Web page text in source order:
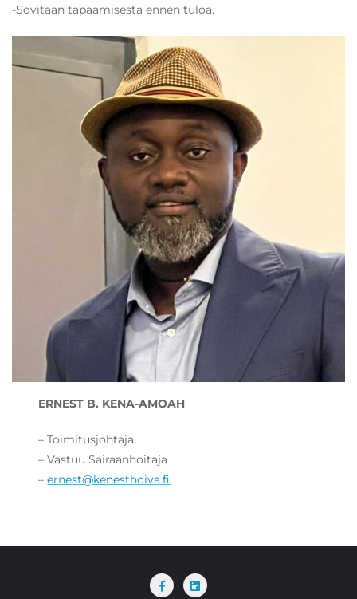
-Sovitaan tapaamisesta ennen tuloa.
ERNEST B. KENA-AMOAH
– Toimitusjohtaja
– Vastuu Sairaanhoitaja
–ernest@kenesthoiva.fi